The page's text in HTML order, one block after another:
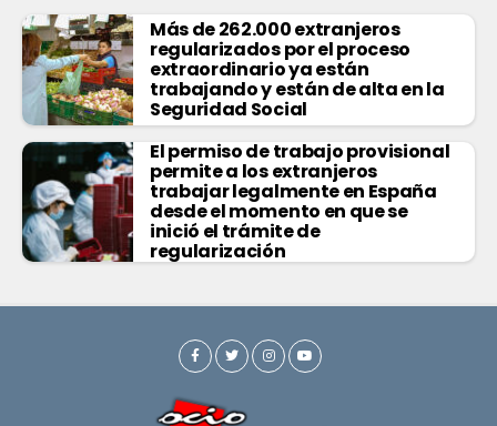
Más de 262.000 extranjeros
regularizados por el proceso
extraordinario ya están
trabajando y están de alta en la
Seguridad Social
El permiso de trabajo provisional
permite a los extranjeros
trabajar legalmente en España
desde el momento en que se
inició el trámite de
regularización